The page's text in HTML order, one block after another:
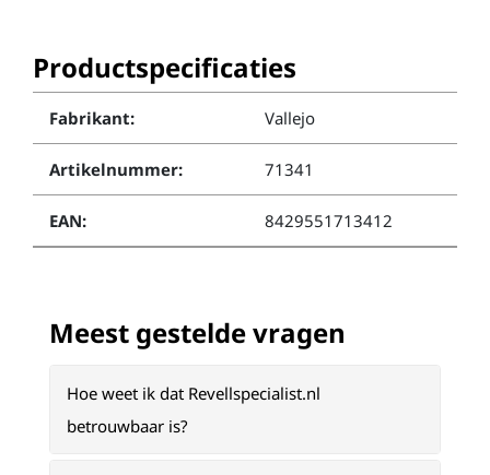
Productspecificaties
Fabrikant: Vallejo
Artikelnummer: 71341
EAN: 8429551713412
Meest gestelde vragen
Hoe weet ik dat Revellspecialist.nl
betrouwbaar is?